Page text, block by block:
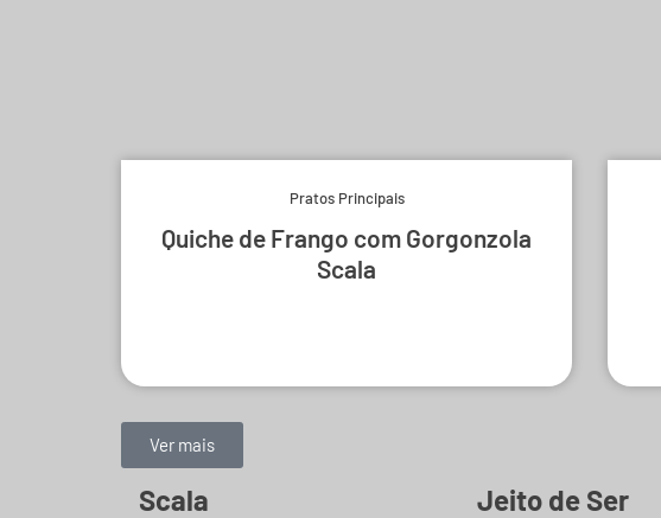
Pratos Principais
Quiche de Frango com Gorgonzola
Scala
Ver mais
Scala Jeito de Ser